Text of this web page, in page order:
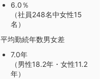
6.0％
（社員248名中女性15
名）
平均勤続年数男女差
7.0年
（男性18.2年・女性11.2
年）